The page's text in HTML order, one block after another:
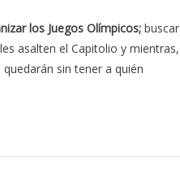
los Juegos Olímpicos; buscar
asalten el Capitolio y mientras,
sin tener a quién